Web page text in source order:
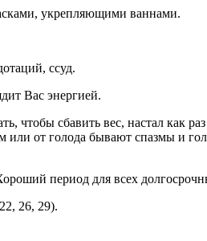
укрепляющими ваннами.
ссуд.
Вас энергией.
чтобы сбавить вес, настал как
или от голода бывают спазмы и
период для всех
26, 29).